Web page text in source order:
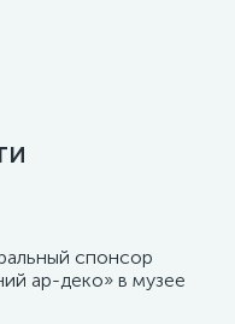
спонсор
ар-деко» в музее